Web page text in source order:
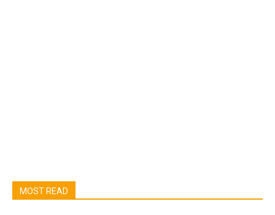
MOST READ